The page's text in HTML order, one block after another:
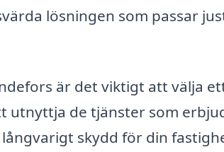
lösningen som passar
är det viktigt att välja
de tjänster som
skydd för din